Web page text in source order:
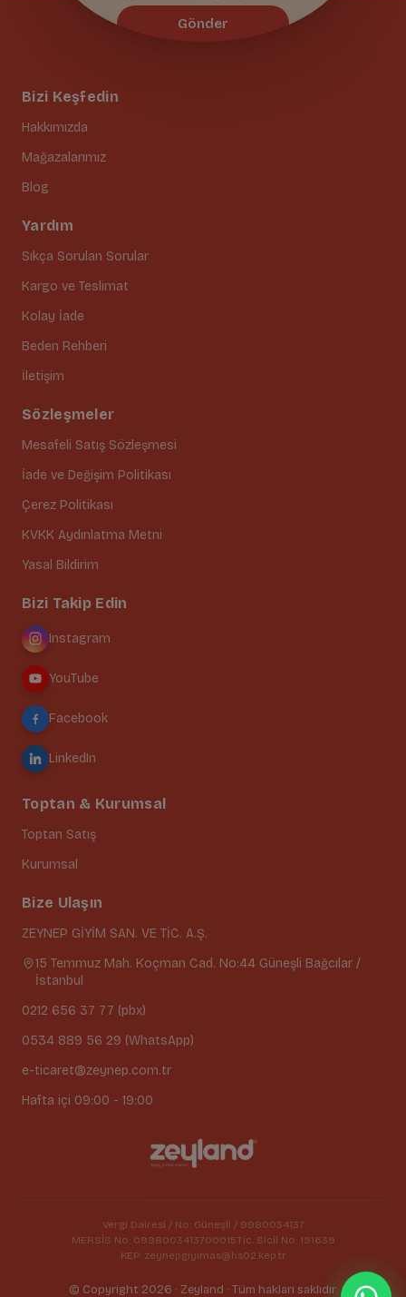
Bizi Keşfedin
Hakkımızda
Mağazalarımız
Blog
Yardım
Sıkça Sorulan Sorular
Kargo ve Teslimat
Kolay İade
Beden Rehberi
İletişim
Sözleşmeler
Mesafeli Satış Sözleşmesi
İade ve Değişim Politikası
Çerez Politikası
KVKK Aydınlatma Metni
Yasal Bildirim
Gönder
Bizi Takip Edin
Instagram
YouTube
Facebook
LinkedIn
Toptan & Kurumsal
Toptan Satış
Kurumsal
Bize Ulaşın
ZEYNEP GİYİM SAN. VE TİC. A.Ş.
15 Temmuz Mah. Koçman Cad. No:44 Güneşli Bağcılar /
İstanbul
0212 656 37 77 (pbx)
0534 889 56 29 (WhatsApp)
e-ticaret@zeynep.com.tr
Hafta içi 09:00 - 19:00
Vergi Dairesi / No: Güneşli / 9980034137
MERSİS No: 0998003413700015Tic. Sicil No: 191639
KEP: zeynepgiyimas@hs02.kep.tr
© Copyright 2026 · Zeyland · Tüm hakları saklıdır.